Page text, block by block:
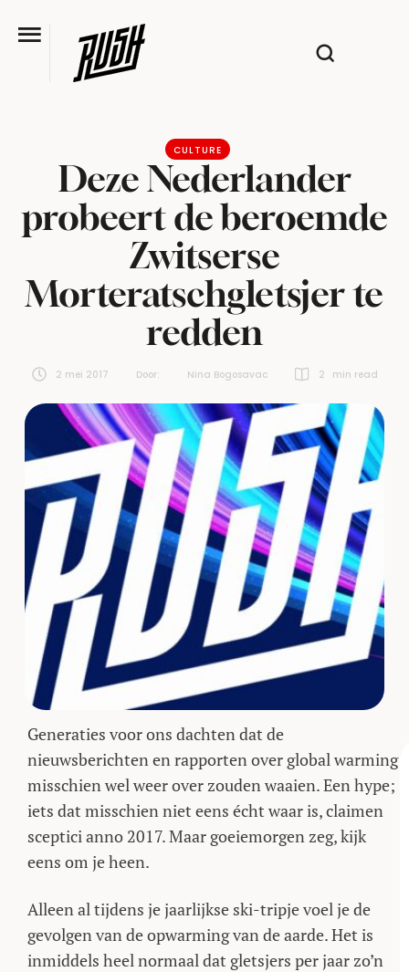
CULTURE
Deze Nederlander
probeert de beroemde
Zwitserse
Morteratschgletsjer te
redden
2 mei 2017 Door: Nina Bogosavac 2 min read
Generaties voor ons dachten dat de
nieuwsberichten en rapporten over global warming
misschien wel weer over zouden waaien. Een hype;
iets dat misschien niet eens écht waar is, claimen
sceptici anno 2017. Maar goeiemorgen zeg, kijk
eens om je heen.
Alleen al tijdens je jaarlijkse ski-tripje voel je de
gevolgen van de opwarming van de aarde. Het is
inmiddels heel normaal dat gletsjers per jaar zo’n